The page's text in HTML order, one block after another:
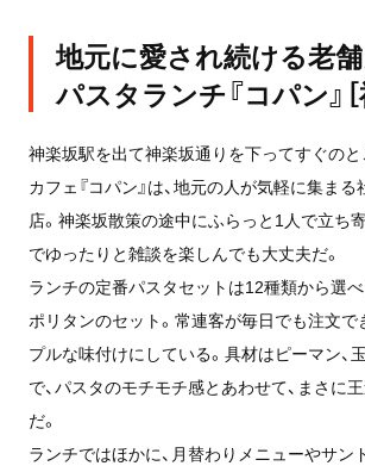
地元に愛され続ける老
パスタランチ『コパン』［
神楽坂駅を出て神楽坂通りを下ってすぐの
カフェ『コパン』は、地元の人が気軽に集ま
店。神楽坂散策の途中にふらっと1人で立ち
でゆったりと雑談を楽しんでも大丈夫だ。
ランチの定番パスタセットは12種類から選
ポリタンのセット。常連客が毎日でも注文で
プルな味付けにしている。具材はピーマン、
で、パスタのモチモチ感とあわせて、まさに
だ。
ランチではほかに、月替わりメニューやサン